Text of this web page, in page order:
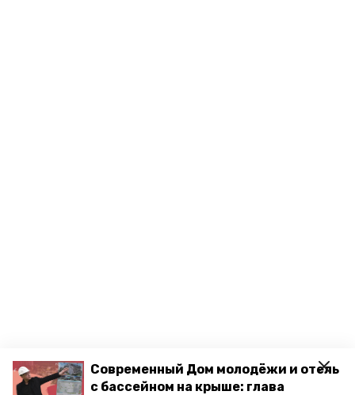
Современный Дом молодёжи и отель
с бассейном на крыше: глава